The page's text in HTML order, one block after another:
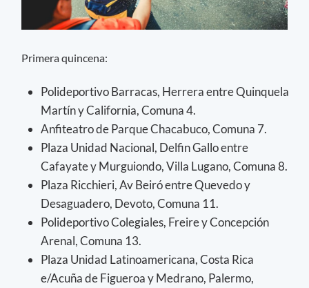
Primera quincena:
Polideportivo Barracas, Herrera entre Quinquela
Martín y California, Comuna 4.
Anfiteatro de Parque Chacabuco, Comuna 7.
Plaza Unidad Nacional, Delfin Gallo entre
Cafayate y Murguiondo, Villa Lugano, Comuna 8.
Plaza Ricchieri, Av Beiró entre Quevedo y
Desaguadero, Devoto, Comuna 11.
Polideportivo Colegiales, Freire y Concepción
Arenal, Comuna 13.
Plaza Unidad Latinoamericana, Costa Rica
e/Acuña de Figueroa y Medrano, Palermo,